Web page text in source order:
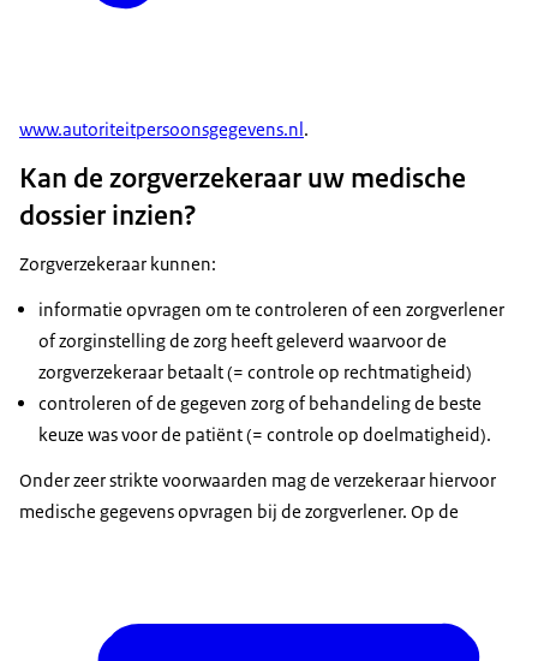
www.autoriteitpersoonsgegevens.nl .
Kan de zorgverzekeraar uw medische
dossier inzien?
Zorgverzekeraar kunnen:
informatie opvragen om te controleren of een zorgverlener
of zorginstelling de zorg heeft geleverd waarvoor de
zorgverzekeraar betaalt (= controle op rechtmatigheid)
controleren of de gegeven zorg of behandeling de beste
keuze was voor de patiënt (= controle op doelmatigheid).
Onder zeer strikte voorwaarden mag de verzekeraar hiervoor
medische gegevens opvragen bij de zorgverlener. Op de